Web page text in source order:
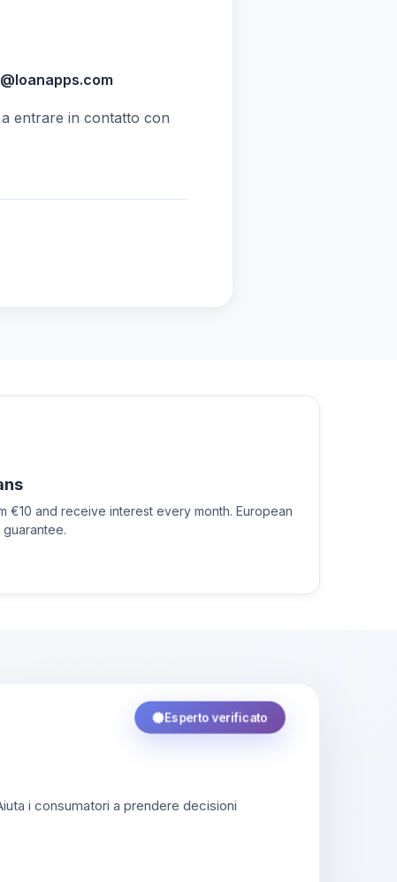
entrare in contatto con
€10 and receive interest every month. European
Esperto verificato
i consumatori a prendere decisioni